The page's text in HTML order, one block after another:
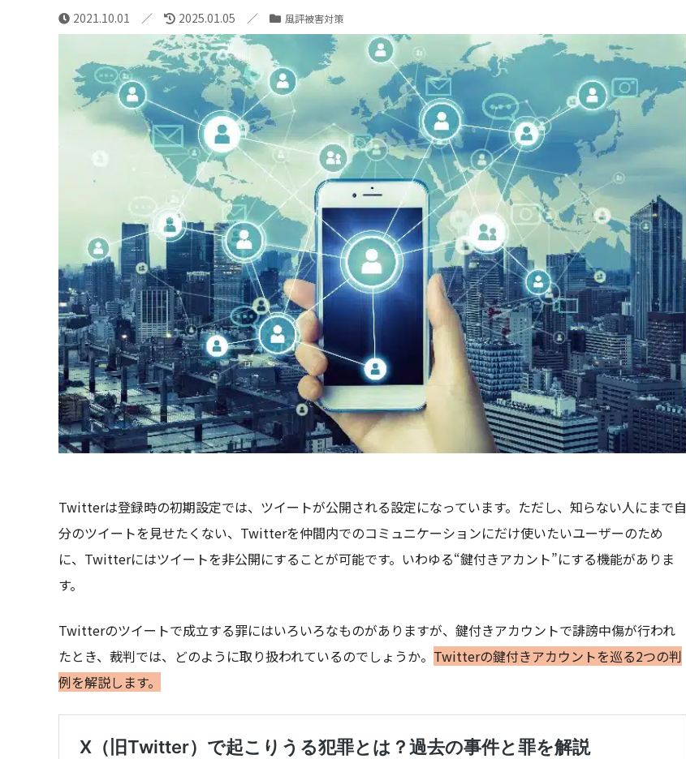
2021.10.01 2025.01.05 風評被害対策
Twitterは登録時の初期設定では、ツイートが公開される設定になっています。ただし、知らない人にまで自
分のツイートを見せたくない、Twitterを仲間内でのコミュニケーションにだけ使いたいユーザーのため
に、Twitterにはツイートを非公開にすることが可能です。いわゆる“鍵付きアカント”にする機能がありま
す。
Twitterのツイートで成立する罪にはいろいろなものがありますが、鍵付きアカウントで誹謗中傷が行われ
たとき、裁判では、どのように取り扱われているのでしょうか。 Twitterの鍵付きアカウントを巡る2つの判
例を解説します。